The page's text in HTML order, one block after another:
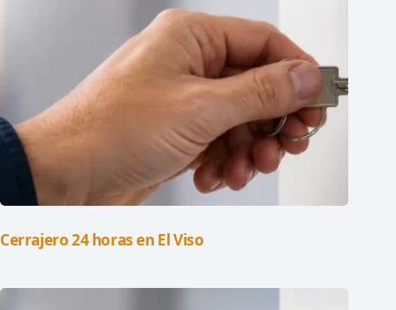
Cerrajero 24 horas en El Viso